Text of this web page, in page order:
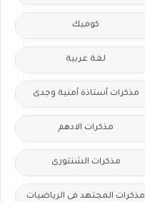
كوميك
لغة عربية
مذكرات أستاذة أمنية وجدى
مذكرات الادهم
مذكرات الشنتورى
مذكرات المجتهد فى الرياضيات